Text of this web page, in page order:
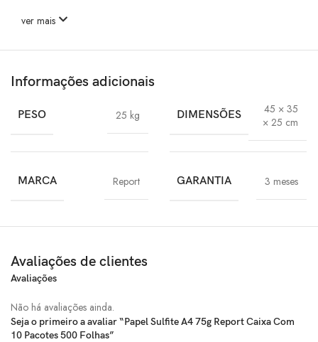
ver mais
Informações adicionais
PESO 25 kg DIMENSÕES
45 × 35
× 25 cm
MARCA Report GARANTIA 3 meses
Avaliações de clientes
Avaliações
Não há avaliações ainda.
Seja o primeiro a avaliar “Papel Sulfite A4 75g Report Caixa Com
10 Pacotes 500 Folhas”